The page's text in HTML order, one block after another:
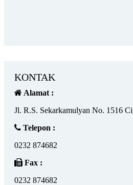
KONTAK
Alamat :
Jl. R.S. Sekarkamulyan No. 1516
Telepon :
0232 874682
Fax :
0232 874682